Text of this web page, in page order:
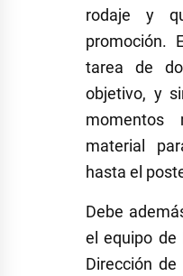
rodaje y
promoción.
tarea de
objetivo, y
momentos
material
hasta el
Debe
el equipo de
Dirección